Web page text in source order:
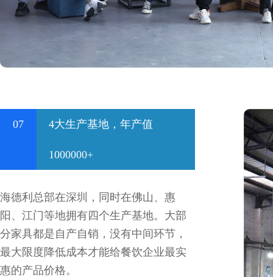
07 4大生产基地，年产值
1000000+
海德利总部在深圳，同时在佛山、惠
阳、江门等地拥有四个生产基地。大部
分家具都是自产自销，没有中间环节，
最大限度降低成本才能给餐饮企业最实
惠的产品价格。